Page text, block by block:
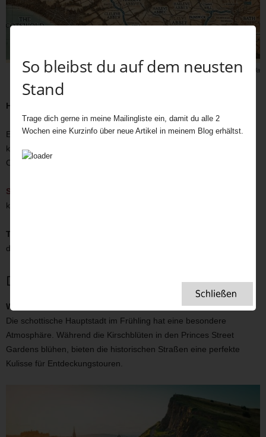
Cotswold’s Way, Bild: Sieglinde Fiala
Highlights:
Ein Spaziergang vonBroadway Tower nach Snowshill (ca. 7 km)
kombiniert spektakuläre Aussichtspunkte mit traditionellen
Cotswold-Cottages.
Snowshill Manor
kultureller Höhepunkt.
Tipp:
der lokale Cider schmeckt besonders gut.
Die Hidden Gems von Edinburgh
Warum hin?
Die schottische Hauptstadt im Frühling hat eine besondere
Atmosphäre. Während die Kirschblüten in den Princes Street
Gardens blühen, bieten die historischen Straßen eine perfekte
Kulisse für Entdeckungstouren.
So bleibst du auf dem neusten
Stand
Trage dich gerne in meine Mailingliste ein, damit du alle 2
Wochen eine Kurzinfo über neue Artikel in meinem Blog erhältst.